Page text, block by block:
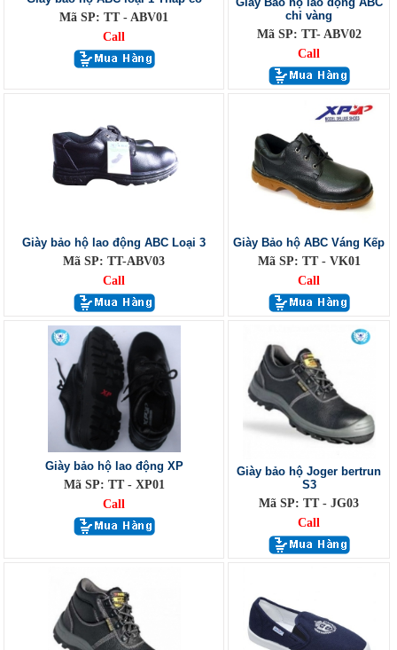
Mã SP: TT - ABV01
Call
chỉ vàng
Mã SP: TT- ABV02
Call
Giày bảo hộ lao động ABC Loại 3
Mã SP: TT-ABV03
Call
Giày Bảo hộ ABC Váng Kếp
Mã SP: TT - VK01
Call
Giày bảo hộ lao động XP
Mã SP: TT - XP01
Call
Giày bảo hộ Joger bertrun
S3
Mã SP: TT - JG03
Call